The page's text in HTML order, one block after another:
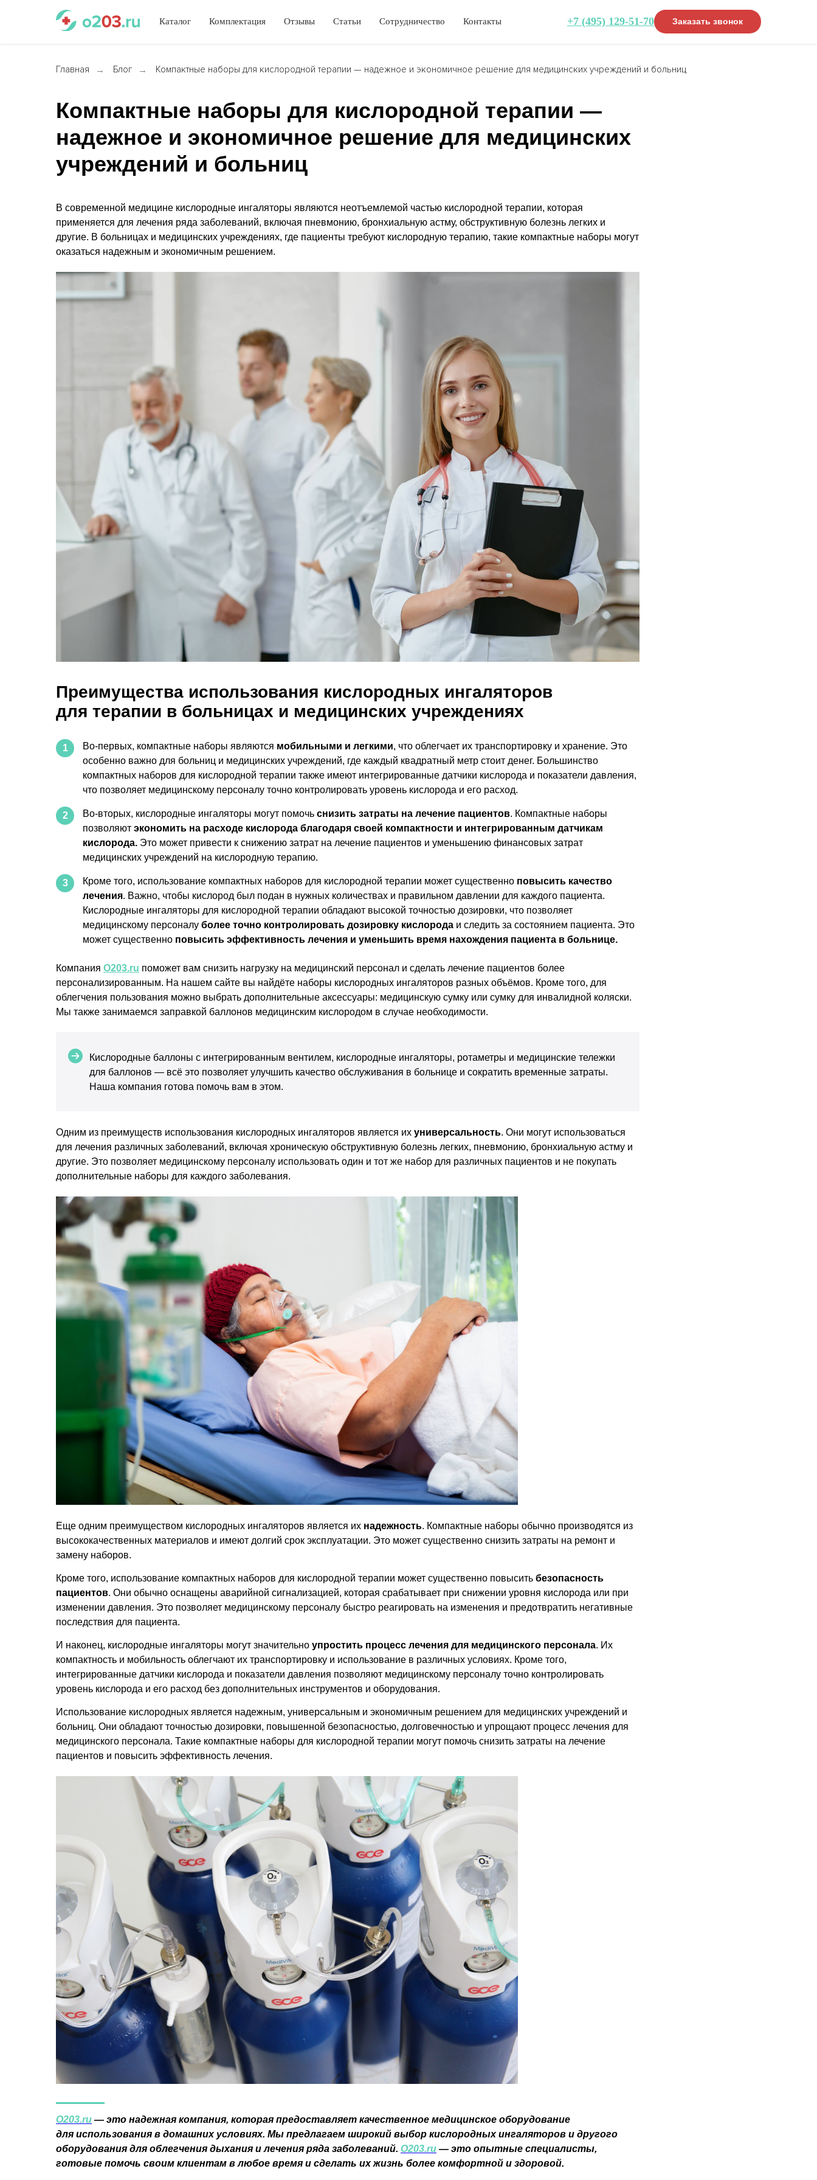
Каталог Комплектация Отзывы Статьи Сотрудничество Контакты +7 (495) 129-51-70 Заказать звонок
Главная → Блог → Компактные наборы для кислородной терапии — надежное и экономичное решение для медицинских учреждений и больниц
Компактные наборы для кислородной терапии —
надежное и экономичное решение для медицинских
учреждений и больниц
В современной медицине кислородные ингаляторы являются неотъемлемой частью кислородной терапии, которая
применяется для лечения ряда заболеваний, включая пневмонию, бронхиальную астму, обструктивную болезнь легких и
другие. В больницах и медицинских учреждениях, где пациенты требуют кислородную терапию, такие компактные наборы могут
оказаться надежным и экономичным решением.
Преимущества использования кислородных ингаляторов
для терапии в больницах и медицинских учреждениях
1 Во-первых, компактные наборы являются мобильными и легкими, что облегчает их транспортировку и хранение. Это
особенно важно для больниц и медицинских учреждений, где каждый квадратный метр стоит денег. Большинство
компактных наборов для кислородной терапии также имеют интегрированные датчики кислорода и показатели давления,
что позволяет медицинскому персоналу точно контролировать уровень кислорода и его расход.
2 Во-вторых, кислородные ингаляторы могут помочь снизить затраты на лечение пациентов. Компактные наборы
позволяют экономить на расходе кислорода благодаря своей компактности и интегрированным датчикам
кислорода. Это может привести к снижению затрат на лечение пациентов и уменьшению финансовых затрат
медицинских учреждений на кислородную терапию.
3 Кроме того, использование компактных наборов для кислородной терапии может существенно повысить качество
лечения. Важно, чтобы кислород был подан в нужных количествах и правильном давлении для каждого пациента.
Кислородные ингаляторы для кислородной терапии обладают высокой точностью дозировки, что позволяет
медицинскому персоналу более точно контролировать дозировку кислорода и следить за состоянием пациента. Это
может существенно повысить эффективность лечения и уменьшить время нахождения пациента в больнице.
Компания O203.ru поможет вам снизить нагрузку на медицинский персонал и сделать лечение пациентов более
персонализированным. На нашем сайте вы найдёте наборы кислородных ингаляторов разных объёмов. Кроме того, для
облегчения пользования можно выбрать дополнительные аксессуары: медицинскую сумку или сумку для инвалидной коляски.
Мы также занимаемся заправкой баллонов медицинским кислородом в случае необходимости.
Кислородные баллоны с интегрированным вентилем, кислородные ингаляторы, ротаметры и медицинские тележки
для баллонов — всё это позволяет улучшить качество обслуживания в больнице и сократить временные затраты.
Наша компания готова помочь вам в этом.
Одним из преимуществ использования кислородных ингаляторов является их универсальность. Они могут использоваться
для лечения различных заболеваний, включая хроническую обструктивную болезнь легких, пневмонию, бронхиальную астму и
другие. Это позволяет медицинскому персоналу использовать один и тот же набор для различных пациентов и не покупать
дополнительные наборы для каждого заболевания.
Еще одним преимуществом кислородных ингаляторов является их надежность. Компактные наборы обычно производятся из
высококачественных материалов и имеют долгий срок эксплуатации. Это может существенно снизить затраты на ремонт и
замену наборов.
Кроме того, использование компактных наборов для кислородной терапии может существенно повысить безопасность
пациентов. Они обычно оснащены аварийной сигнализацией, которая срабатывает при снижении уровня кислорода или при
изменении давления. Это позволяет медицинскому персоналу быстро реагировать на изменения и предотвратить негативные
последствия для пациента.
И наконец, кислородные ингаляторы могут значительно упростить процесс лечения для медицинского персонала. Их
компактность и мобильность облегчают их транспортировку и использование в различных условиях. Кроме того,
интегрированные датчики кислорода и показатели давления позволяют медицинскому персоналу точно контролировать
уровень кислорода и его расход без дополнительных инструментов и оборудования.
Использование кислородных является надежным, универсальным и экономичным решением для медицинских учреждений и
больниц. Они обладают точностью дозировки, повышенной безопасностью, долговечностью и упрощают процесс лечения для
медицинского персонала. Такие компактные наборы для кислородной терапии могут помочь снизить затраты на лечение
пациентов и повысить эффективность лечения.
O203.ru — это надежная компания, которая предоставляет качественное медицинское оборудование
для использования в домашних условиях. Мы предлагаем широкий выбор кислородных ингаляторов и другого
оборудования для облегчения дыхания и лечения ряда заболеваний. O203.ru — это опытные специалисты,
готовые помочь своим клиентам в любое время и сделать их жизнь более комфортной и здоровой.